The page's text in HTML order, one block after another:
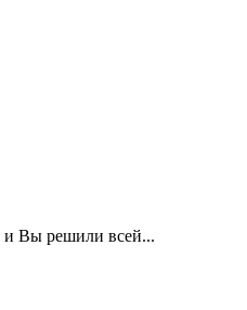
и Вы решили всей...